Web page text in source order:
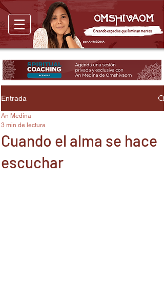
Entrada
Cuando el alma se hace
escuchar
An Medina
3 min de lectura